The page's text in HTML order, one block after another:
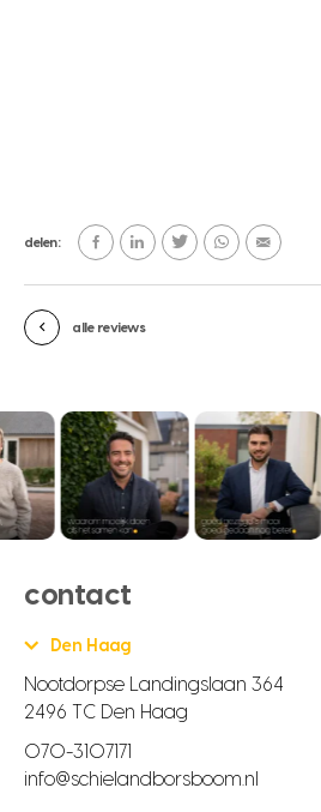
delen:
alle reviews
contact
Den Haag
Nootdorpse Landingslaan 364
2496 TC Den Haag
070-3107171
info@schielandborsboom.nl